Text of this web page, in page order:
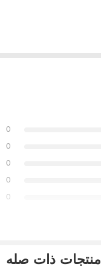
0
0
0
0
0
منتجات ذات صله